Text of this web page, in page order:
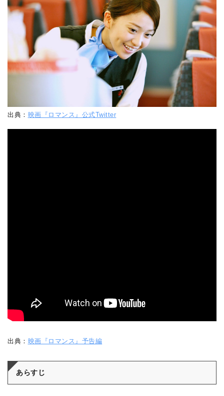
出典： 映画『ロマンス』公式Twitter
出典： 映画『ロマンス』予告編
あらすじ